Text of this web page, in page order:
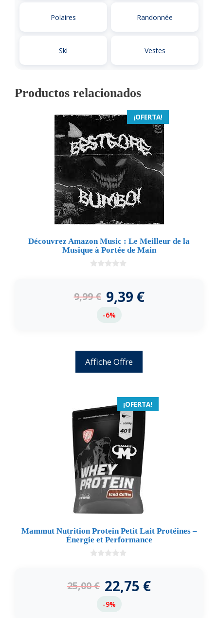
Polaires Randonnée
Ski Vestes
Productos relacionados
¡OFERTA!
Découvrez Amazon Music : Le Meilleur de la
Musique à Portée de Main
5
9,99€ 9,39 €
-6%
Affiche Offre
¡OFERTA!
Mammut Nutrition Protein Petit Lait Protéines –
Énergie et Performance
5
25,00€ 22,75 €
-9%